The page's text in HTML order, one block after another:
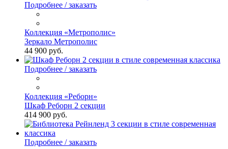
Подробнее / заказать
Коллекция «Метрополис»
Зеркало Метрополис
44 900 руб.
Подробнее / заказать
Коллекция «Реборн»
Шкаф Реборн 2 секции
414 900 руб.
Подробнее / заказать